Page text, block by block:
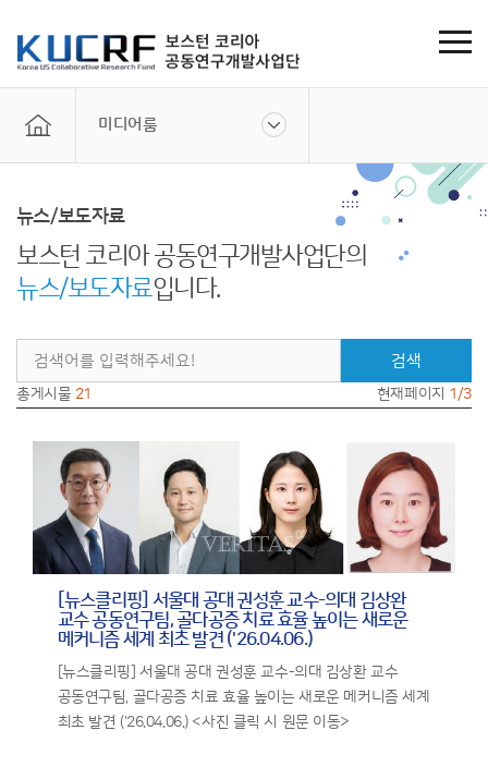
미디어룸
뉴스/보도자료
보스턴 코리아 공동연구개발사업단의
뉴스/보도자료입니다.
검색
총게시물 21 현재페이지 1/3
[뉴스클리핑] 서울대 공대 권성훈 교수-의대 김상완
교수 공동연구팀, 골다공증 치료 효율 높이는 새로운
메커니즘 세계 최초 발견 ('26.04.06.)
[뉴스클리핑] 서울대 공대 권성훈 교수-의대 김상환 교수
공동연구팀, 골다공증 치료 효율 높이는 새로운 메커니즘 세계
최초 발견 ('26.04.06.) <사진 클릭 시 원문 이동>